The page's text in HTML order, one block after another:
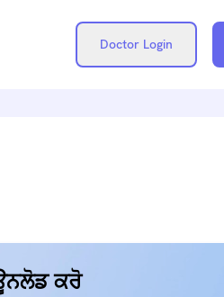
Doctor Login
ਕਰੋ